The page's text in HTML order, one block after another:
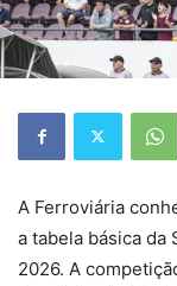
A Ferroviária
a tabela básica da
2026. A